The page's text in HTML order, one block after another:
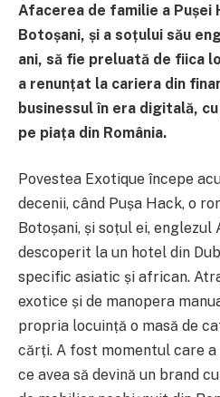
Afacerea de familie a Pușei
Botoșani, și a soțului său
ani, să fie preluată de fiica
a renunțat la cariera din
businessul în era digitală,
pe piața din România.
Povestea Exotique începe
decenii, când Pușa Hack, o
Botoșani, și soțul ei, englezul
descoperit la un hotel din
specific asiatic și african.
exotice și de manopera
propria locuință o masă de
cărți. A fost momentul care
ce avea să devină un brand